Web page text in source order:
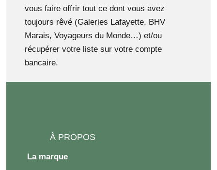
vous faire offrir tout ce dont vous avez
toujours rêvé (Galeries Lafayette, BHV
Marais, Voyageurs du Monde…) et/ou
récupérer votre liste sur votre compte
bancaire.
À PROPOS
La marque